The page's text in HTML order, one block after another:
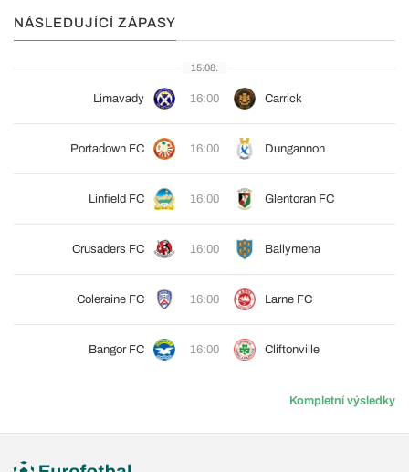
NÁSLEDUJÍCÍ ZÁPASY
15.08.
Limavady 16:00 Carrick
Portadown FC 16:00 Dungannon
Linfield FC 16:00 Glentoran FC
Crusaders FC 16:00 Ballymena
Coleraine FC 16:00 Larne FC
Bangor FC 16:00 Cliftonville
Kompletní výsledky